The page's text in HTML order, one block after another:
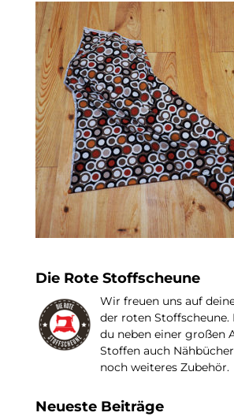
Die Rote Stoffscheune
Wir freuen uns auf
der roten Stoffscheune.
du neben einer großen
Stoffen auch
noch weiteres Zubehör.
Neueste Beiträge